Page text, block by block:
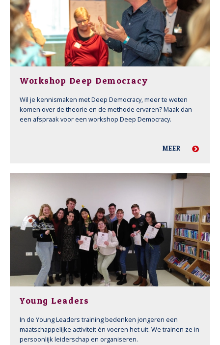
Workshop Deep Democracy
Wil je kennismaken met Deep Democracy, meer te weten
komen over de theorie en de methode ervaren? Maak dan
een afspraak voor een workshop Deep Democracy.
MEER
Young Leaders
In de Young Leaders training bedenken jongeren een
maatschappelijke activiteit én voeren het uit. We trainen ze in
persoonlijk leiderschap en organiseren.